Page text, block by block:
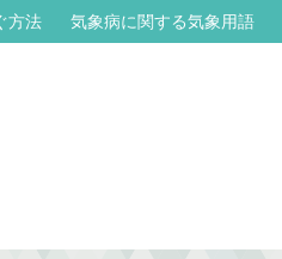
方法 気象病に関する気象用語